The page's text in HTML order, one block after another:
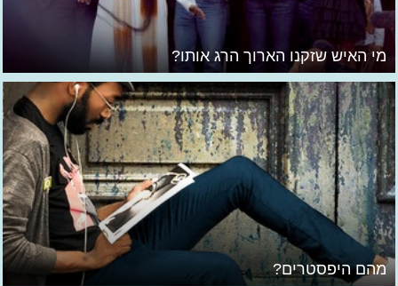
מי האיש שזקנו הארוך הרג אותו?
מהם היפסטרים?